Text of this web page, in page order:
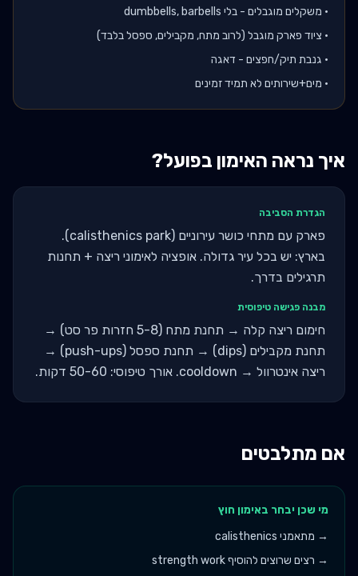
• משקלים מוגבלים - בלי dumbbells, barbells
• ציוד פארק מוגבל (לרוב מתח, מקבילים, ספסל בלבד)
• גנבת תיק/חפצים - דאגה
• מים+שירותים לא תמיד זמינים
איך נראה האימון בפועל?
הגדרת הסביבה
פארק עם מתחי כושר עירוניים (calisthenics park).
בארץ: יש בכל עיר גדולה. אופציה לאימוני ריצה + תחנות
תרגילים בדרך.
מבנה פגישה טיפוסית
חימום ריצה קלה → תחנת מתח (5-8 חזרות פר סט) →
תחנת מקבילים (dips) → תחנת ספסל (push-ups) →
ריצה אינטרוול → cooldown. אורך טיפוסי: 50-60 דקות.
אם מתלבטים
מי שכן יבחר באימון חוץ
→ מתאמני calisthenics
→ רצים שרוצים להוסיף strength work